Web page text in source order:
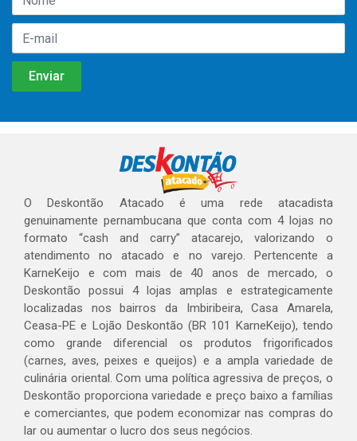
O Deskontão Atacado é uma rede atacadista
genuinamente pernambucana que conta com 4 lojas no
formato “cash and carry” atacarejo, valorizando o
atendimento no atacado e no varejo. Pertencente a
KarneKeijo e com mais de 40 anos de mercado, o
Deskontão possui 4 lojas amplas e estrategicamente
localizadas nos bairros da Imbiribeira, Casa Amarela,
Ceasa-PE e Lojão Deskontão (BR 101 KarneKeijo), tendo
como grande diferencial os produtos frigorificados
(carnes, aves, peixes e queijos) e a ampla variedade de
culinária oriental. Com uma política agressiva de preços, o
Deskontão proporciona variedade e preço baixo a famílias
e comerciantes, que podem economizar nas compras do
lar ou aumentar o lucro dos seus negócios.